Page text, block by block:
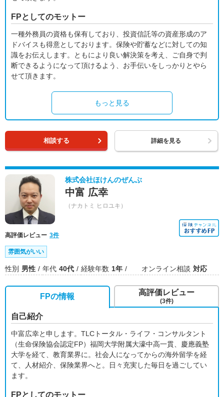
FPとしてのモットー
一種外務員の資格も保有しており、投資信託等の資産形成のア
ドバイスも得意としております。保険や貯蓄などに対しての知
識をお伝えします。ともにより良い解決策を考え、ご自身で判
断できるようになって頂けるよう、お手伝いをしっかりとやら
せて頂きます。
もっと見る
相談する 詳細を見る
株式会社ほけんのぜんぶ
中富 広幸
（ナカトミ ヒロユキ）
高評価レビュー 3件
雰囲気がいい
性別 男性 年代 40代 経験年数 1年 オンライン相談 対応
FPの情報
自己紹介
中富広幸と申します。TLCトータル・ライフ・コンサルタント
（生命保険協会認定FP）福岡大学附属大濠中高一貫、慶應義塾
大学を経て、教育業界に。社会人になってからの海外留学を経
て、人材紹介、保険業界へと。日々充実した毎日を過ごしてい
ます。
FPとしてのモットー
高評価レビュー
(3件)